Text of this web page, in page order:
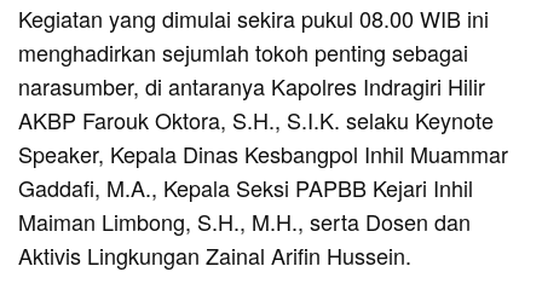
Kegiatan yang dimulai sekira pukul 08.00 WIB ini
menghadirkan sejumlah tokoh penting sebagai
narasumber, di antaranya Kapolres Indragiri Hilir
AKBP Farouk Oktora, S.H., S.I.K. selaku Keynote
Speaker, Kepala Dinas Kesbangpol Inhil Muammar
Gaddafi, M.A., Kepala Seksi PAPBB Kejari Inhil
Maiman Limbong, S.H., M.H., serta Dosen dan
Aktivis Lingkungan Zainal Arifin Hussein.